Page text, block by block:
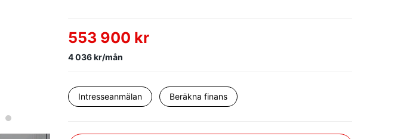
553 900 kr
4 036 kr/mån
Intresseanmälan Beräkna finans